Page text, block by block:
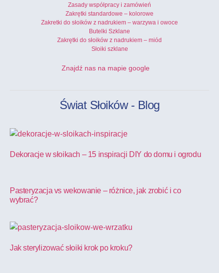
Zasady współpracy i zamówień
Zakrętki standardowe – kolorowe
Zakretki do słoików z nadrukiem – warzywa i owoce
Butelki Szklane
Zakrętki do słoików z nadrukiem – miód
Słoiki szklane
Znajdź nas na mapie google
Świat Słoików - Blog
Dekoracje w słoikach – 15 inspiracji DIY do domu i ogrodu
Pasteryzacja vs wekowanie – różnice, jak zrobić i co
wybrać?
Jak sterylizować słoiki krok po kroku?